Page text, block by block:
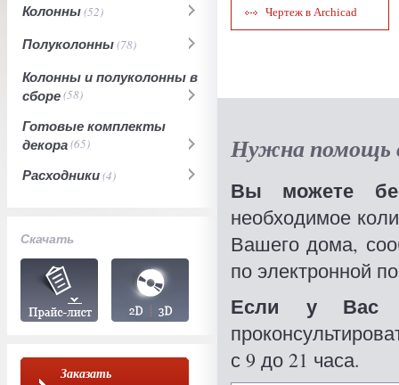
Колонны(52)
Полуколонны(78)
Колонны и полуколонны в
сборе(58)
Готовые комплекты
декора(65)
Расходники(4)
Скачать
Заказать
Чертеж в Archicad
Нужна помощь
Вы можете
необходимое
Вашего дома,
по электронной
Если у Вас
с 9 до 21 часа.